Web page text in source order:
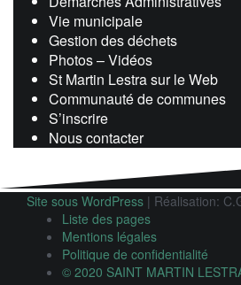
Vie municipale
Gestion des déchets
Photos – Vidéos
St Martin Lestra sur le Web
Communauté de communes
S’inscrire
Nous contacter
Site sous WordPress | Réalisation:
Liste des pages
Mentions légales
Politique de confidentialité
© 2020 SAINT MARTIN